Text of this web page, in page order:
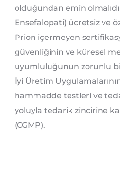
olduğundan emin
Ensefalopati) ücretsiz ve
Prion içermeyen
güvenliğinin ve küresel
uyumluluğunun zorunlu
İyi Üretim Uygulamalarının
hammadde testleri ve
yoluyla tedarik zincirine
(CGMP).